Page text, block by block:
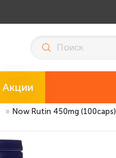
Акции
» Now Rutin 450mg (100caps)